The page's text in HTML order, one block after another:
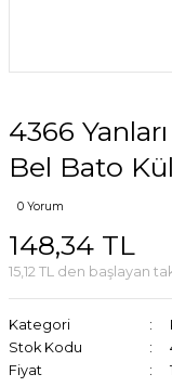
4366
Bel Bato
0 Yorum
148,34 TL
15,12 TL den başlayan
Kategori
Stok Kodu
Fiyat